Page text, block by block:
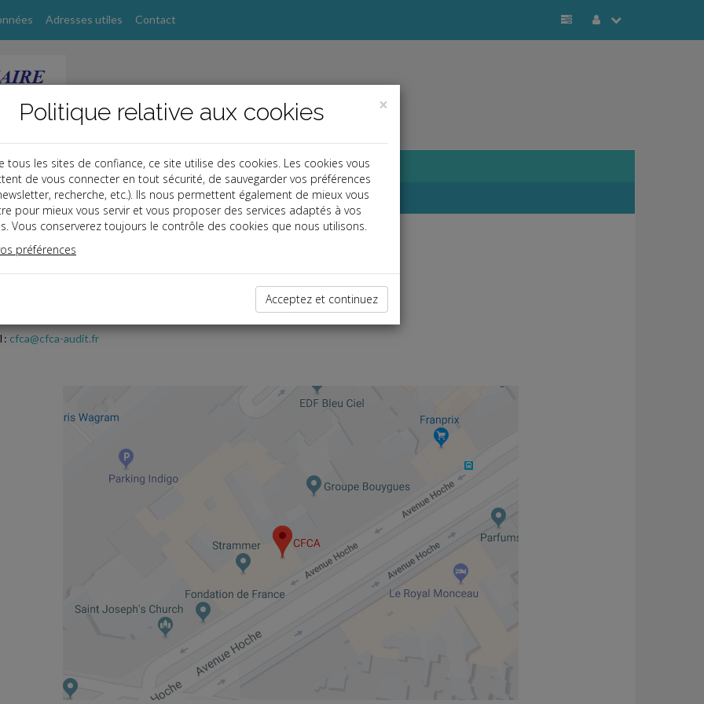
Adresses utiles Contact
FIDUCIAIRE DE CONSEIL ET D'AUDIT (C.F.C.A.)
Hoche
: cfca@cfca-audit.fr
×
Politique relative aux cookies
tous les sites de confiance, ce site utilise des cookies. Les cookies vous
de vous connecter en tout sécurité, de sauvegarder vos préférences
recherche, etc.). Ils nous permettent également de mieux vous
pour mieux vous servir et vous proposer des services adaptés à vos
Vous conserverez toujours le contrôle des cookies que nous utilisons.
préférences
Acceptez et continuez